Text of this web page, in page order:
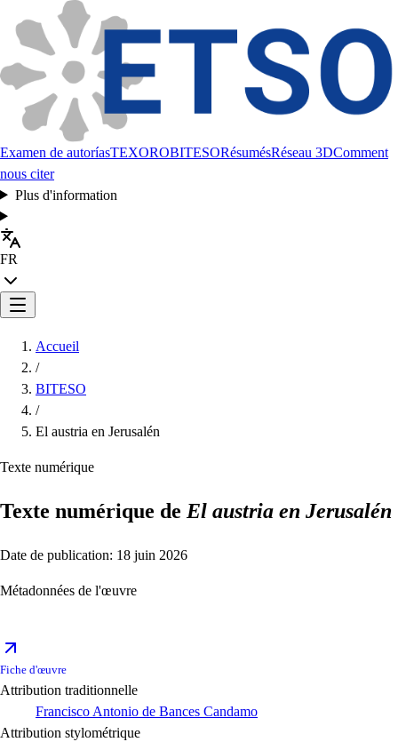
Examen de autoríasTEXOROBITESORésumésRéseau 3DComment
nous citer
Plus d'information
FR
Accueil
/
BITESO
/
El austria en Jerusalén
Texte numérique
Texte numérique de El austria en Jerusalén
Date de publication: 18 juin 2026
Métadonnées de l'œuvre
Fiche d'œuvre
Attribution traditionnelle
Francisco Antonio de Bances Candamo
Attribution stylométrique